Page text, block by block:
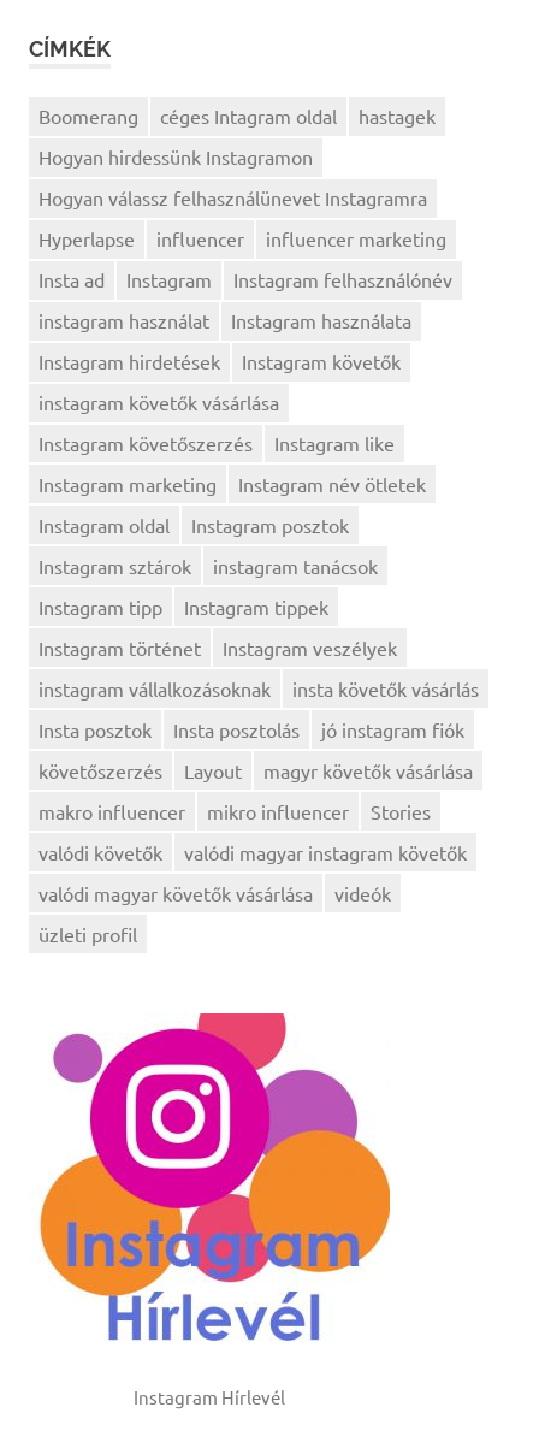
CÍMKÉK
Boomerang céges Intagram oldal
hastagek
Hogyan hirdessünk Instagramon
Hogyan válassz felhasználünevet Instagramra
Hyperlapse
influencer
influencer marketing
Insta ad
Instagram
Instagram felhasználónév
instagram használat
Instagram használata
Instagram hirdetések
Instagram követők
instagram követők vásárlása
Instagram követőszerzés
Instagram like
Instagram marketing
Instagram név ötletek
Instagram oldal
Instagram posztok
Instagram sztárok
instagram tanácsok
Instagram tipp
Instagram tippek
Instagram történet
Instagram veszélyek
instagram vállalkozásoknak
insta követők vásárlás
Insta posztok
Insta posztolás
jó instagram fiók
követőszerzés
Layout
magyr követők vásárlása
makro influencer
mikro influencer
Stories
valódi követők
valódi magyar instagram követők
valódi magyar követők vásárlása
videók
üzleti profil
Instagram Hírlevél